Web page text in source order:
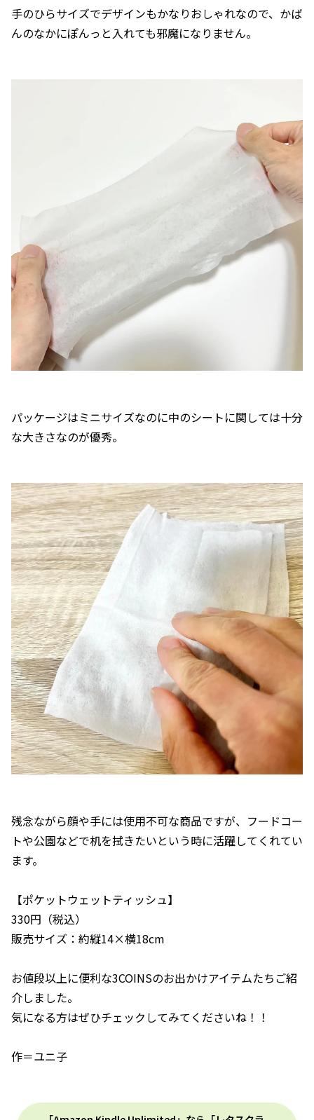
手のひらサイズでデザインもかなりおしゃれなので、かば
んのなかにぽんっと入れても邪魔になりません。
パッケージはミニサイズなのに中のシートに関しては十分
な大きさなのが優秀。
残念ながら顔や手には使用不可な商品ですが、フードコー
トや公園などで机を拭きたいという時に活躍してくれてい
ます。
【ポケットウェットティッシュ】
330円（税込）
販売サイズ：約縦14×横18cm
お値段以上に便利な3COINSのお出かけアイテムたちご紹
介しました。
気になる方はぜひチェックしてみてくださいね！！
作＝ユニ子